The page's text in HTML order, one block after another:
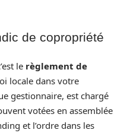
de copropriété
le règlement de
locale dans votre
gestionnaire, est chargé
votées en assemblée
et l’ordre dans les